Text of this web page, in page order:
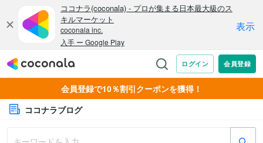
会員登録で10％割引クーポンを獲得！
ココナラブログ